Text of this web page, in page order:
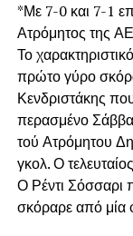
*Με 7-0 και 7-1
Ατρόμητος της
Το
πρώτο γύρο
Κενδριστάκης
περασμένο
τού Ατρόμητου
γκολ. Ο
Ο Ρέντι Σόσσαρι
σκόραρε από μία